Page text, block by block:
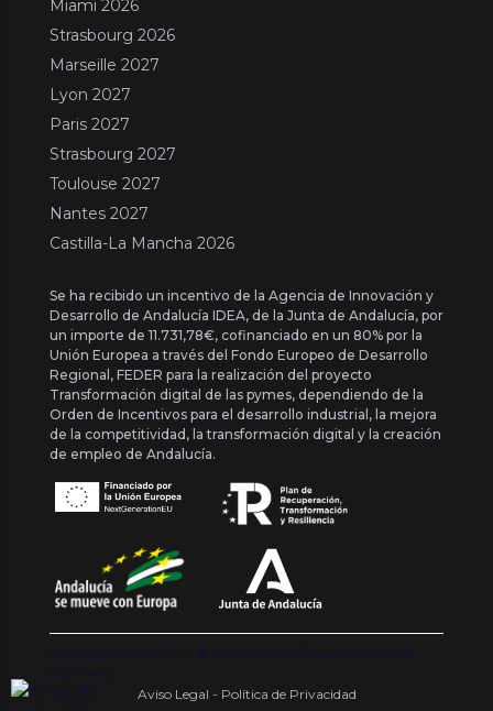
Miami 2026
Strasbourg 2026
Marseille 2027
Lyon 2027
Paris 2027
Strasbourg 2027
Toulouse 2027
Nantes 2027
Castilla-La Mancha 2026
Se ha recibido un incentivo de la Agencia de Innovación y
Desarrollo de Andalucía IDEA, de la Junta de Andalucía, por
un importe de 11.731,78€, cofinanciado en un 80% por la
Unión Europea a través del Fondo Europeo de Desarrollo
Regional, FEDER para la realización del proyecto
Transformación digital de las pymes, dependiendo de la
Orden de Incentivos para el desarrollo industrial, la mejora
de la competitividad, la transformación digital y la creación
de empleo de Andalucía.
Copyright {{ date('Y') }} ® Franquishop. Todos los derechos
reservados
Aviso Legal - Política de Privacidad